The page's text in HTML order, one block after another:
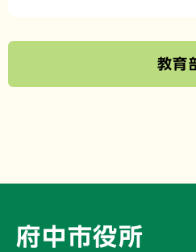
教育
府中市役所